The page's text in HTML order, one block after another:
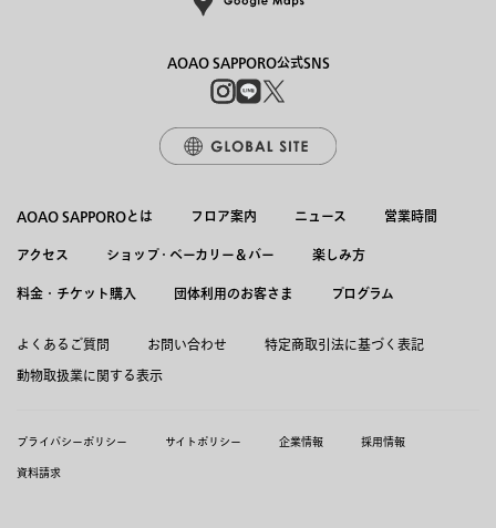
AOAO SAPPORO公式SNS
AOAO SAPPOROとは フロア案内 ニュース
営業時間
アクセス
ショップ・ベーカリー＆バー 楽しみ方
料金・チケット購入 団体利用のお客さま プログラム
よくあるご質問 お問い合わせ
特定商取引法に基づく表記
動物取扱業に関する表示
プライバシーポリシー サイトポリシー 企業情報
採用情報
資料請求